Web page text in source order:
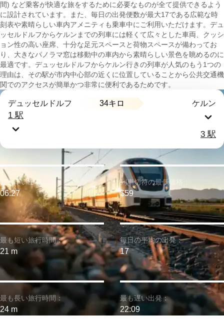
間) など乗客が快適な旅をするために必要なものが全て提供できるよう
に設計されています。また、毎日の出発便数が最大17である広範な時
刻表や素晴らしい車内アメニティも乗車中にご利用いただけます。デュ
ッセルドルフからケルンまでの列車には軽くて広々とした車両、クッシ
ョン性の高い座席、十分な足元スペースと荷物スペースが備わってお
り、大きなパノラマ窓は移動中の車内から素晴らしい景色を眺めるのに
最適です。デュッセルドルフからケルン行きの列車が人気のもう1つの
理由は、その駅が市内中心部の近くに位置していることから公共交通機
関でのアクセスが簡単かつ非常に便利であるためです。
デュッセルドルフ 34キロ ケルン
1 駅
3 駅
最も短い旅行時間：
21 m
最も早い出発：
06:27
最も長い旅行時間：
24 m
列車切符の最低価格：
$59
毎日の平均の出発：
17
最も遅い出発：
22:09